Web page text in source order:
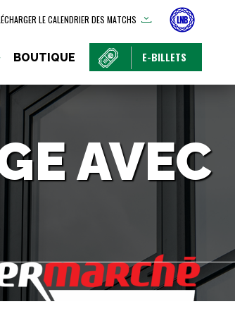
LE CALENDRIER DES MATCHS
E-BILLETS
BOUTIQUE
AVEC